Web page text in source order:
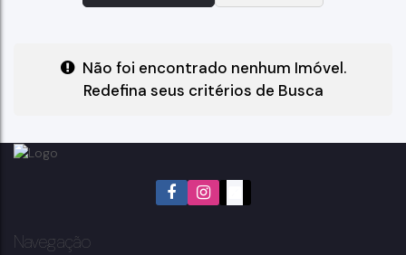
Não foi encontrado nenhum Imóvel.
Redefina seus critérios de Busca
Navegação